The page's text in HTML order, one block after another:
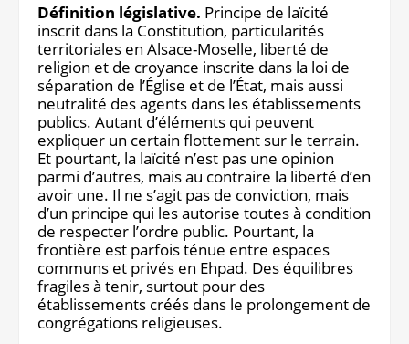
Définition législative. Principe de laïcité
inscrit dans la Constitution, particularités
territoriales en Alsace-Moselle, liberté de
religion et de croyance inscrite dans la loi de
séparation de l’Église et de l’État, mais aussi
neutralité des agents dans les établissements
publics. Autant d’éléments qui peuvent
expliquer un certain flottement sur le terrain.
Et pourtant, la laïcité n’est pas une opinion
parmi d’autres, mais au contraire la liberté d’en
avoir une. Il ne s’agit pas de conviction, mais
d’un principe qui les autorise toutes à condition
de respecter l’ordre public. Pourtant, la
frontière est parfois ténue entre espaces
communs et privés en Ehpad. Des équilibres
fragiles à tenir, surtout pour des
établissements créés dans le prolongement de
congrégations religieuses.